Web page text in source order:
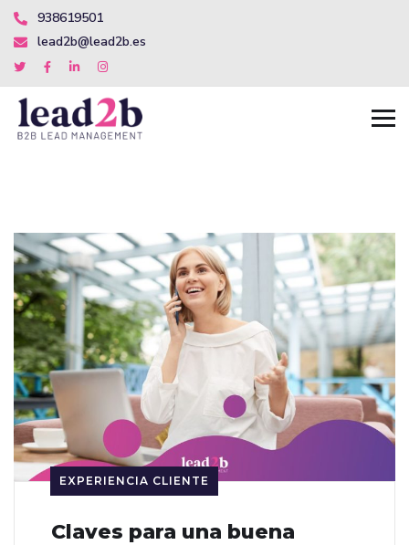
938619501
lead2b@lead2b.es
EXPERIENCIA CLIENTE
Claves para una buena